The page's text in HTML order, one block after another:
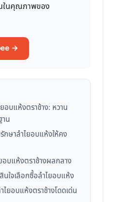
ในคุณภาพของ
→
บแห้งตราช้าง: หวาน
น
กษาลำไยอบแห้งให้คง
อบแห้งตราช้างผลกลาง
ใจเลือกซื้อลำไยอบแห้ง
ยอบแห้งตราช้างโดดเด่น